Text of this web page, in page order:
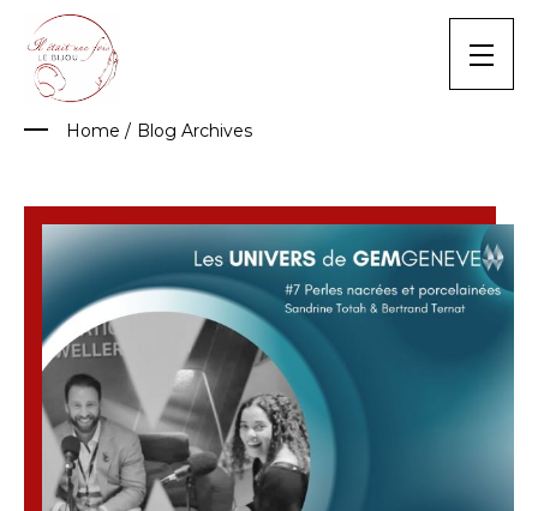
content
Home / Blog Archives